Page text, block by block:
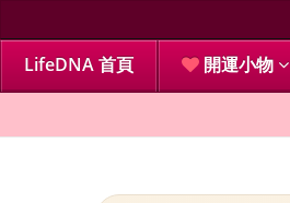
LifeDNA 首頁 開運小物